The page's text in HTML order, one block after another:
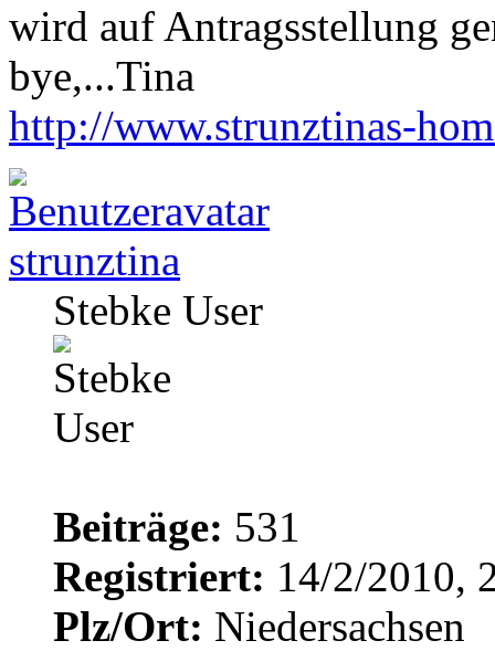
wird auf Antragsstellung
bye,...Tina
http://www.strunztinas-
strunztina
Stebke User
Beiträge: 531
Registriert: 14/2/2010,
Plz/Ort: Niedersachsen